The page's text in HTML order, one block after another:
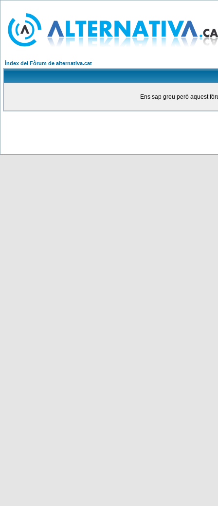
Índex del Fòrum de alternativa.cat
Ens sap greu però aquest